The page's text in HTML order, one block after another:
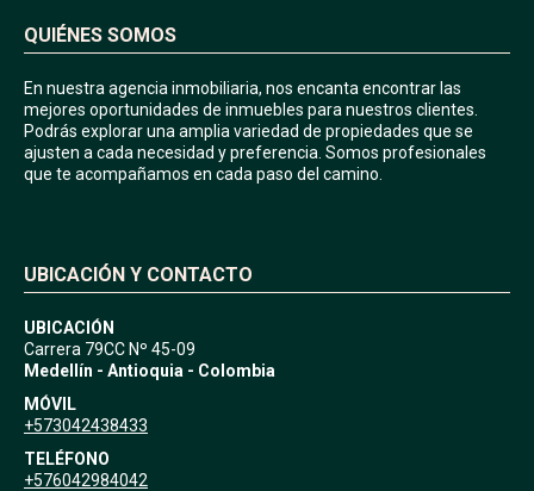
QUIÉNES SOMOS
En nuestra agencia inmobiliaria, nos encanta encontrar las
mejores oportunidades de inmuebles para nuestros clientes.
Podrás explorar una amplia variedad de propiedades que se
ajusten a cada necesidad y preferencia. Somos profesionales
que te acompañamos en cada paso del camino.
UBICACIÓN Y CONTACTO
UBICACIÓN
Carrera 79CC Nº 45-09
Medellín - Antioquia - Colombia
MÓVIL
+573042438433
TELÉFONO
+576042984042